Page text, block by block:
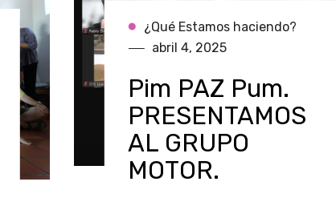
¿Qué Estamos haciendo?
abril 4, 2025
Pim PAZ Pum.
PRESENTAMOS
AL GRUPO
MOTOR.